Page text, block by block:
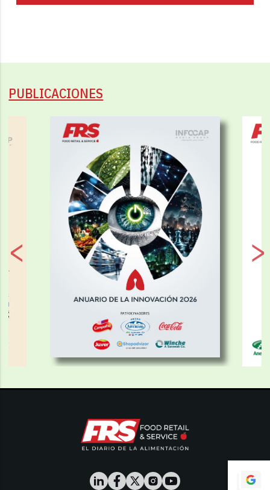
PUBLICACIONES